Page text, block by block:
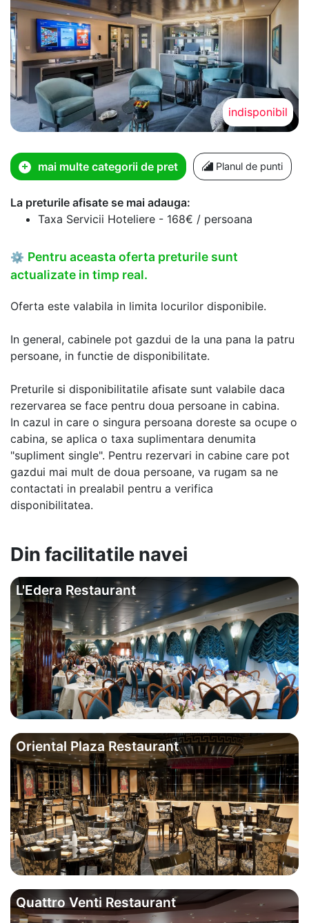
indisponibil
mai multe categorii de pret Planul de punti
La preturile afisate se mai adauga:
Taxa Servicii Hoteliere - 168€ / persoana
⚙ Pentru aceasta oferta preturile sunt
actualizate in timp real.
Oferta este valabila in limita locurilor disponibile.
In general, cabinele pot gazdui de la una pana la patru
persoane, in functie de disponibilitate.
Preturile si disponibilitatile afisate sunt valabile daca
rezervarea se face pentru doua persoane in cabina.
In cazul in care o singura persoana doreste sa ocupe o
cabina, se aplica o taxa suplimentara denumita
"supliment single". Pentru rezervari in cabine care pot
gazdui mai mult de doua persoane, va rugam sa ne
contactati in prealabil pentru a verifica
disponibilitatea.
Din facilitatile navei
L'Edera Restaurant
Oriental Plaza Restaurant
Quattro Venti Restaurant